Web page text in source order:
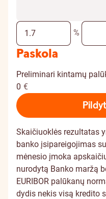
%
Paskola
Preliminari kintamų
0 €
Skaičiuoklės rezultatas
banko įsipareigojimas
mėnesio įmoka
nurodytą Banko maržą
EURIBOR palūkanų
dydis nekis visą kredito